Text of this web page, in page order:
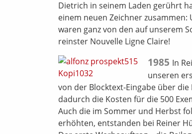
Dietrich in seinem Laden gerührt
einem neuen Zeichner
waren ganz von den auf unserem
reinster Nouvelle Ligne Claire!
1985 In
unseren
von der Blocktext-Eingabe über
dadurch die Kosten für die 500
Auch die im Sommer und Herbst
erhöhten, entstanden bei Reiner